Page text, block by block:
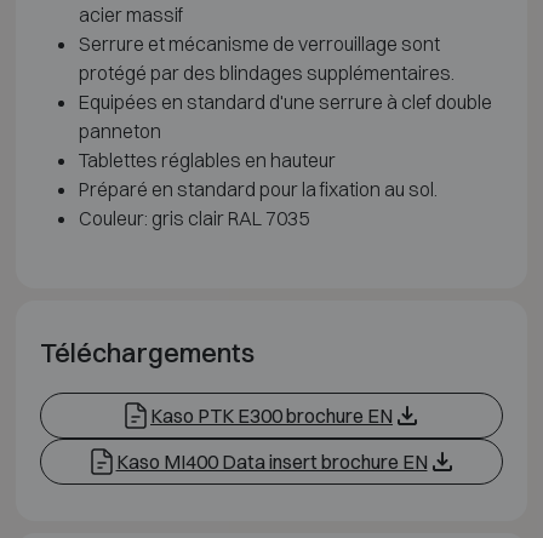
acier massif
Serrure et mécanisme de verrouillage sont
protégé par des blindages supplémentaires.
Equipées en standard d'une serrure à clef double
panneton
Tablettes réglables en hauteur
Préparé en standard pour la fixation au sol.
Couleur: gris clair RAL 7035
Téléchargements
Kaso PTK E300 brochure EN
Kaso MI400 Data insert brochure EN